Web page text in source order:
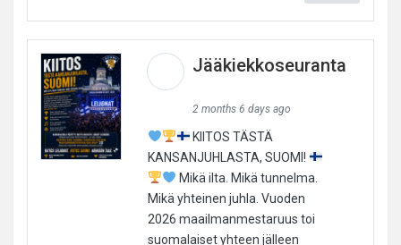
Jääkiekkoseuranta
2 months 6 days ago
KIITOS TÄSTÄ
KANSANJUHLASTA, SUOMI!
Mikä ilta. Mikä tunnelma.
Mikä yhteinen juhla. Vuoden
2026 maailmanmestaruus toi
suomalaiset yhteen jälleen